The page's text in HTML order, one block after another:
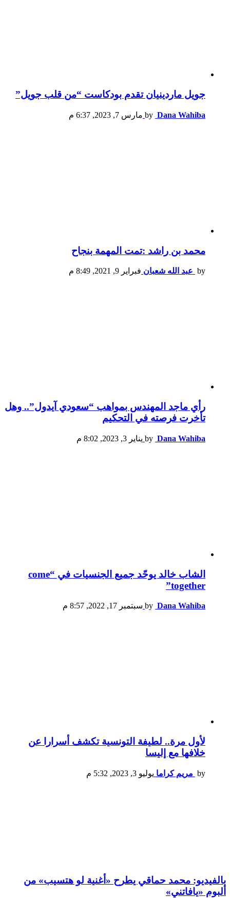
جويل ماردينيان تقدم بودكاست “من قلب جويل”
by Dana Wahiba مارس 7, 2023, 6:37 م
محمد بن راشد :تمت المهمة بنجاح
by عبد الله شعبان فبراير 9, 2021, 8:49 م
رأي ماجد المهندس بمواهب “سعودي آيدول”.. وهل
تأخرت فرصته في التحكيم
by Dana Wahiba يناير 3, 2023, 8:02 م
الشاب خالد يوحّد جميع الجنسيات في “come
together”
by Dana Wahiba سبتمبر 17, 2022, 8:57 م
لأول مرة.. لطيفة التونسية تكشف أسرارا عن
خلافها مع إليسا
by مريم كراما يوليو 3, 2023, 5:32 م
بالفيديو: محمد حماقي يطرح «أغنية لو هتسيب» من
ألبوم «يافاتني»